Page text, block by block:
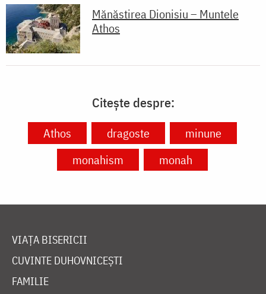
Mănăstirea Dionisiu – Muntele
Athos
Citește despre:
Athos dragoste
minune
monahism
monah
VIAȚA BISERICII
CUVINTE DUHOVNICEȘTI
FAMILIE